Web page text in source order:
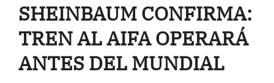
SHEINBAUM CONFIRMA:
TREN AL AIFA OPERARÁ
ANTES DEL MUNDIAL